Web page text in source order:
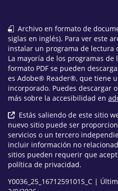
Archivo en formato de
siglas en inglés). Para ver este
instalar un programa de lectura
La mayoría de los programas de
formato PDF se pueden
es Adobe® Reader®, que tiene
incorporado. Puedes descargar
más sobre la accesibilidad en
Estás saliendo de este sitio
nuevo sitio puede ser
servicios o un tercero
incluir información no
sitios pueden requerir que
política de privacidad.
Y0036_25_1671259101S_C |